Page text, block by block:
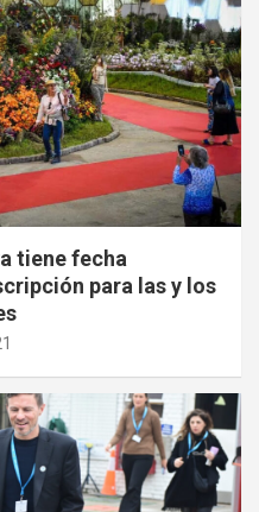
tiene fecha
para las y los